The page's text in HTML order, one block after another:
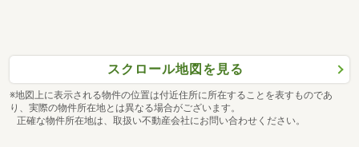
スクロール地図を見る
※地図上に表示される物件の位置は付近住所に所在することを表すものであ
り、実際の物件所在地とは異なる場合がございます。
正確な物件所在地は、取扱い不動産会社にお問い合わせください。